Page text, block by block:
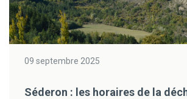
09 septembre 2025
Séderon : les horaires de la